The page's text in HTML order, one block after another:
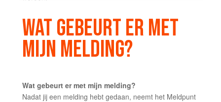
WAT GEBEURT ER MET
MIJN MELDING?
Wat gebeurt er met mijn melding?
Nadat jij een melding hebt gedaan, neemt het Meldpunt